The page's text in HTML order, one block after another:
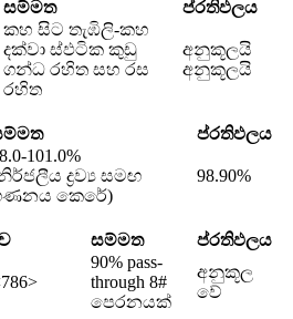
සම්මත ප්රතිඵලය
කහ සිට තැඹිලි-කහ
දක්වා ස්ඵටික කුඩු
ගන්ධ රහිත සහ රස
රහිත
අනුකූලයි
අනුකූලයි
ප්රතිඵලය
101.0%
ද්‍රව්‍ය සමඟ
කෙරේ)
98.90%
සම්මත ප්රතිඵලය
90% pass-
through 8#
පෙරනයක්
අනුකූල
වේ